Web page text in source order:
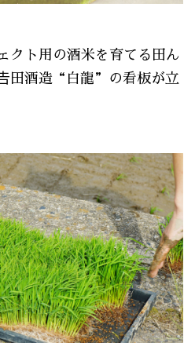
クト用の酒米を育てる田ん
田酒造“白龍”の看板が立